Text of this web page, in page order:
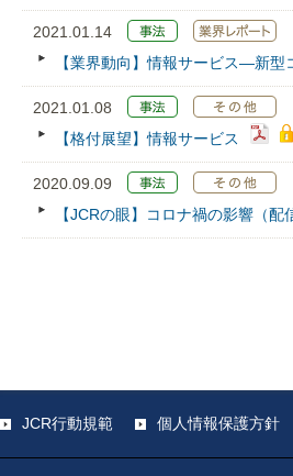
2021.01.14
【業界動向】情報サービス―新
2021.01.08
【格付展望】情報サービス
2020.09.09
【JCRの眼】コロナ禍の影響（配
JCR行動規範 個人情報保護方針